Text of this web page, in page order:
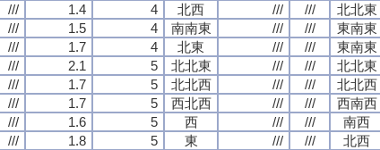
/// 1.4 4 北西 /// /// 北北東
/// 1.5 4 南南東 /// /// 東南東
/// 1.7 4 北東 /// /// 東南東
/// 2.1 5 北北東 /// /// 北北東
/// 1.7 5 北北西 /// /// 北北西
/// 1.7 5 西北西 /// /// 西南西
/// 1.6 5 西 /// /// 南西
/// 1.8 5 東 /// /// 北西
/// 1.4 4 北西 /// /// 北北東
/// 1.5 4 南南東 /// /// 東南東
/// 1.7 4 北東 /// /// 東南東
/// 2.1 5 北北東 /// /// 北北東
/// 1.7 5 北北西 /// /// 北北西
/// 1.7 5 西北西 /// /// 西南西
/// 1.6 5 西 /// /// 南西
/// 1.8 5 東 /// /// 北西
/// 1.4 4 北西 /// /// 北北東
/// 1.5 4 南南東 /// /// 東南東
/// 1.7 4 北東 /// /// 東南東
/// 2.1 5 北北東 /// /// 北北東
/// 1.7 5 北北西 /// /// 北北西
/// 1.7 5 西北西 /// /// 西南西
/// 1.6 5 西 /// /// 南西
/// 1.8 5 東 /// /// 北西
/// 1.4 4 北西 /// /// 北北東
/// 1.5 4 南南東 /// /// 東南東
/// 1.7 4 北東 /// /// 東南東
/// 2.1 5 北北東 /// /// 北北東
/// 1.7 5 北北西 /// /// 北北西
/// 1.7 5 西北西 /// /// 西南西
/// 1.6 5 西 /// /// 南西
/// 1.8 5 東 /// /// 北西